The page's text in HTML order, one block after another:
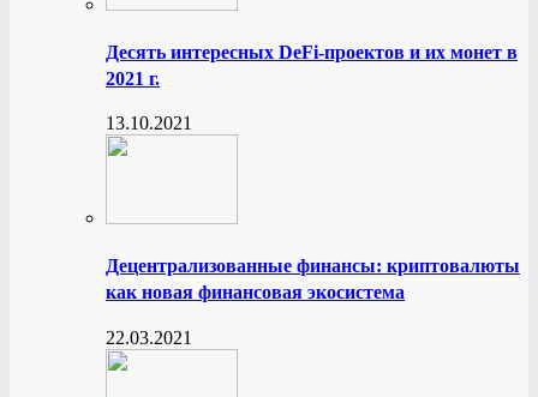
Десять интересных DeFi-проектов и их монет в
2021 г.
13.10.2021
Децентрализованные финансы: криптовалюты
как новая финансовая экосистема
22.03.2021